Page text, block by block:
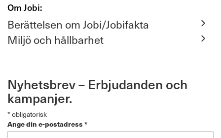
Om Jobi:
Berättelsen om Jobi/Jobifakta
Miljö och hållbarhet
Nyhetsbrev – Erbjudanden och
kampanjer.
* obligatorisk
Ange din e-postadress *